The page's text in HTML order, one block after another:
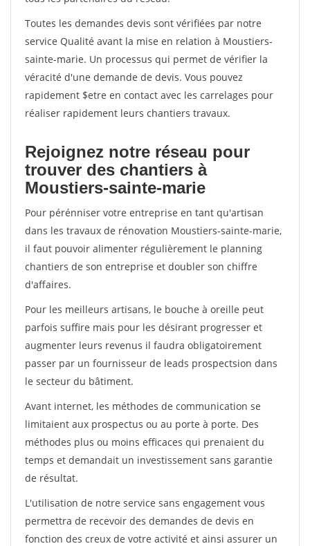
Toutes les demandes devis sont vérifiées par notre
service Qualité avant la mise en relation à Moustiers-
sainte-marie. Un processus qui permet de vérifier la
véracité d'une demande de devis. Vous pouvez
rapidement $etre en contact avec les carrelages pour
réaliser rapidement leurs chantiers travaux.
Rejoignez notre réseau pour
trouver des chantiers à
Moustiers-sainte-marie
Pour pérénniser votre entreprise en tant qu'artisan
dans les travaux de rénovation Moustiers-sainte-marie,
il faut pouvoir alimenter régulièrement le planning
chantiers de son entreprise et doubler son chiffre
d'affaires.
Pour les meilleurs artisans, le bouche à oreille peut
parfois suffire mais pour les désirant progresser et
augmenter leurs revenus il faudra obligatoirement
passer par un fournisseur de leads prospectsion dans
le secteur du bâtiment.
Avant internet, les méthodes de communication se
limitaient aux prospectus ou au porte à porte. Des
méthodes plus ou moins efficaces qui prenaient du
temps et demandait un investissement sans garantie
de résultat.
L'utilisation de notre service sans engagement vous
permettra de recevoir des demandes de devis en
fonction des creux de votre activité et ainsi assurer un